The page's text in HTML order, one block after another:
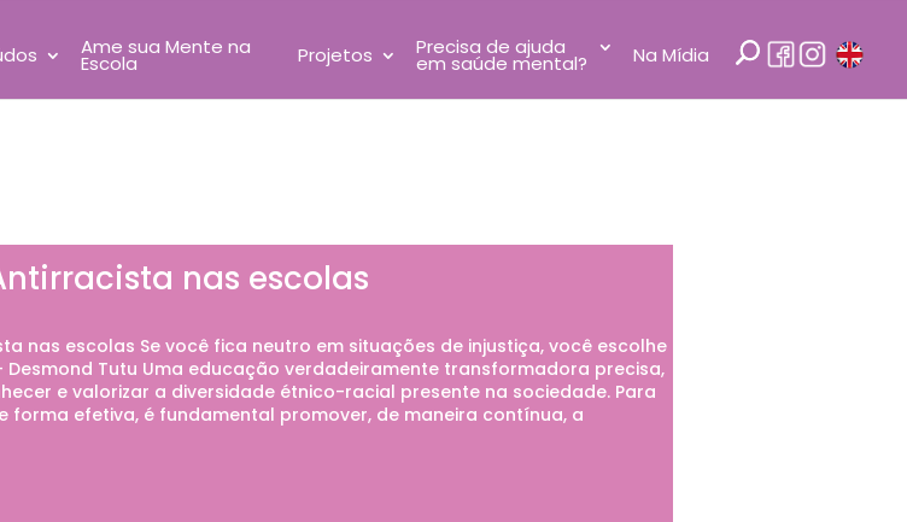
Ame sua Mente na
Escola Projetos Precisa de ajuda
em saúde mental? Na Mídia
nas escolas
nas escolas Se você fica neutro em situações de injustiça, você escolhe
Tutu Uma educação verdadeiramente transformadora precisa,
e valorizar a diversidade étnico-racial presente na sociedade. Para
forma efetiva, é fundamental promover, de maneira contínua, a